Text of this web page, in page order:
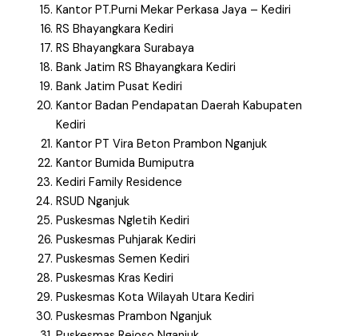
Kantor PT.Purni Mekar Perkasa Jaya – Kediri
RS Bhayangkara Kediri
RS Bhayangkara Surabaya
Bank Jatim RS Bhayangkara Kediri
Bank Jatim Pusat Kediri
Kantor Badan Pendapatan Daerah Kabupaten
Kediri
Kantor PT Vira Beton Prambon Nganjuk
Kantor Bumida Bumiputra
Kediri Family Residence
RSUD Nganjuk
Puskesmas Ngletih Kediri
Puskesmas Puhjarak Kediri
Puskesmas Semen Kediri
Puskesmas Kras Kediri
Puskesmas Kota Wilayah Utara Kediri
Puskesmas Prambon Nganjuk